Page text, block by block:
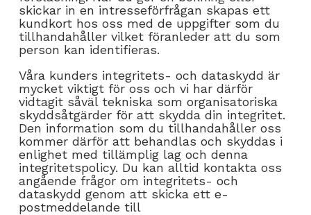
skickar in en intresseförfrågan skapas ett
kundkort hos oss med de uppgifter som du
tillhandahåller vilket föranleder att du som
person kan identifieras.
Våra kunders integritets- och dataskydd är
mycket viktigt för oss och vi har därför
vidtagit såväl tekniska som organisatoriska
skyddsåtgärder för att skydda din integritet.
Den information som du tillhandahåller oss
kommer därför att behandlas och skyddas i
enlighet med tillämplig lag och denna
integritetspolicy. Du kan alltid kontakta oss
angående frågor om integritets- och
dataskydd genom att skicka ett e-
postmeddelande till